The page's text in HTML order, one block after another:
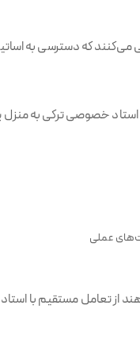
می‌کنند که دسترسی به
خصوصی ترکی به
عملی
از تعامل مستقیم با